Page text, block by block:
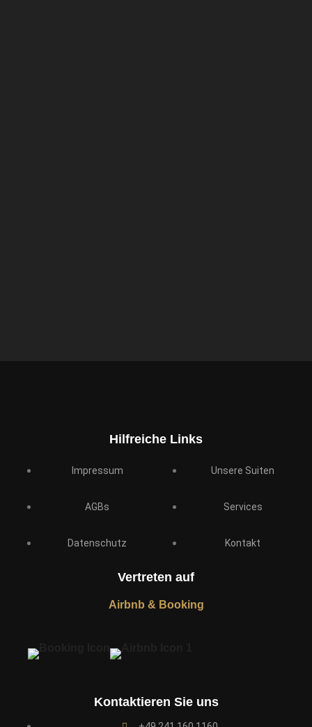
Hilfreiche Links
Impressum
AGBs
Datenschutz
Unsere Suiten
Services
Kontakt
Vertreten auf
Airbnb & Booking
Kontaktieren Sie uns